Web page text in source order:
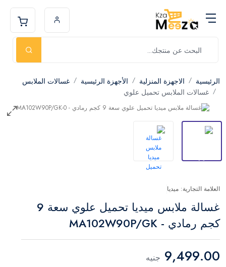
الرئيسية الاجهزة المنزلية الأجهزة الرئيسية
غسالات الملابس
غسالات الملابس تحميل علوي
العلامة التجارية: ميديا
غسالة ملابس ميديا تحميل علوي سعة 9
كجم رمادي - MA102W90P/GK
9,499.00 جنيه